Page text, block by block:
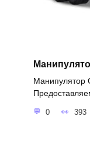
Манипулятор
0 393